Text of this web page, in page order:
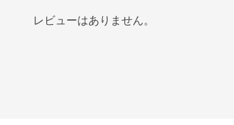
レビューはありません。